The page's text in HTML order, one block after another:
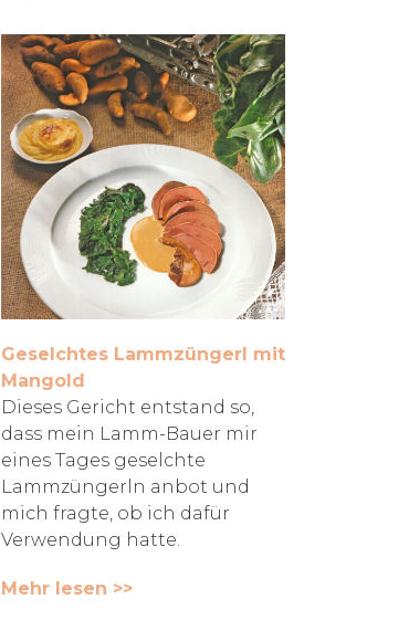
Geselchtes Lammzüngerl mit
Mangold
Dieses Gericht entstand so,
dass mein Lamm-Bauer mir
eines Tages geselchte
Lammzüngerln anbot und
mich fragte, ob ich dafür
Verwendung hatte.
Mehr lesen >>